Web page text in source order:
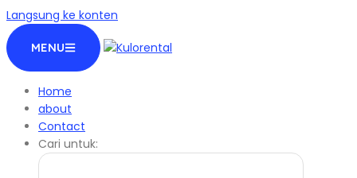
Langsung ke konten
MENU
Home
about
Contact
Cari untuk: